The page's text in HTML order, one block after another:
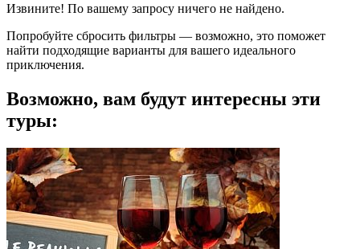
Извините! По вашему запросу ничего не найдено.
Попробуйте сбросить фильтры — возможно, это поможет
найти подходящие варианты для вашего идеального
приключения.
Возможно, вам будут интересны эти
туры: